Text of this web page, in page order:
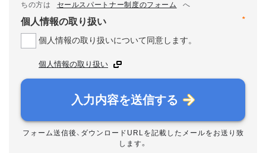
ちの方は
セールスパートナー制度のフォーム
へ
*
個人情報の取り扱い
個人情報の取り扱いについて同意します。
個人情報の取り扱い
入力内容を送信する
フォーム送信後、ダウンロードURLを記載したメールをお送り致
します。